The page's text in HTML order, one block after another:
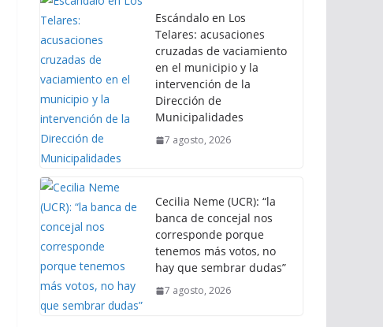
Escándalo en Los
Telares: acusaciones
cruzadas de vaciamiento
en el municipio y la
intervención de la
Dirección de
Municipalidades
7 agosto, 2026
Cecilia Neme (UCR): “la
banca de concejal nos
corresponde porque
tenemos más votos, no
hay que sembrar dudas”
7 agosto, 2026